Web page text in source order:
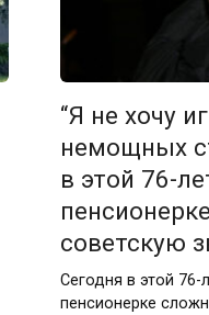
“Я не хочу
немощных
в этой 76-
советскую
Сегодня в этой 76-
пенсионерке